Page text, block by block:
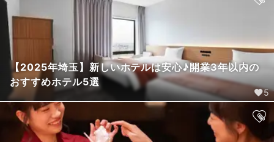
【2025年埼玉】新しいホテルは安心♪開業3年以内の
おすすめホテル5選
5